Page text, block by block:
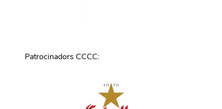
Patrocinadors CCCC: